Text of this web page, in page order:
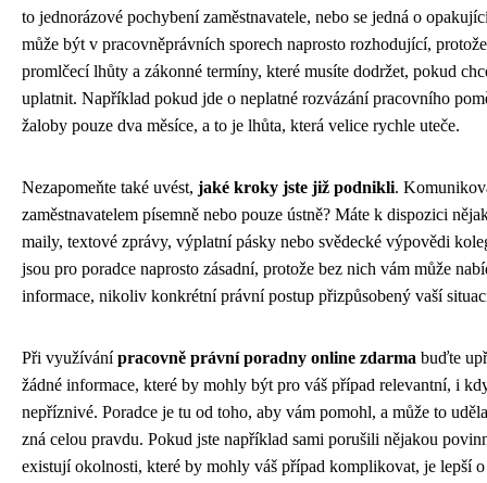
to jednorázové pochybení zaměstnavatele, nebo se jedná o
může být v pracovněprávních sporech naprosto rozhodující,
promlčecí lhůty a zákonné termíny, které musíte dodržet, pokud
uplatnit. Například pokud jde o neplatné rozvázání pracovního
žaloby pouze dva měsíce, a to je lhůta, která velice rychle uteče.
Nezapomeňte také uvést, jaké kroky jste již podnikli.
zaměstnavatelem písemně nebo pouze ústně? Máte k dispozici
maily, textové zprávy, výplatní pásky nebo svědecké výpovědi
jsou pro poradce naprosto zásadní, protože bez nich vám může
informace, nikoliv konkrétní právní postup přizpůsobený vaší
Při využívánípracovně právní poradny online zdarma buďte
žádné informace, které by mohly být pro váš případ relevantní, i
nepříznivé. Poradce je tu od toho, aby vám pomohl, a může to
zná celou pravdu. Pokud jste například sami porušili nějakou
existují okolnosti, které by mohly váš případ komplikovat, je lepší